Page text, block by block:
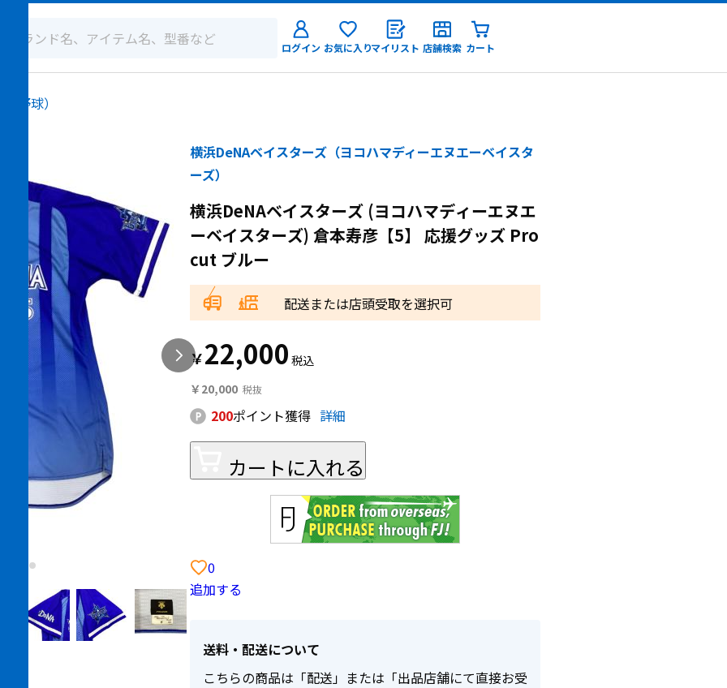
ログイン お気に入りマイリスト 店舗検索 カート
野球）
横浜DeNAベイスターズ（ヨコハマディーエヌエーベイスタ
ーズ）
横浜DeNAベイスターズ (ヨコハマディーエヌエ
ーベイスターズ) 倉本寿彦【5】 応援グッズ Pro
cut ブルー
配送または店頭受取を選択可
￥22,000
￥20,000
200ポイント獲得 詳細
カートに入れる
0
追加する
送料・配送について
こちらの商品は「配送」または「出品店舗にて直接お受